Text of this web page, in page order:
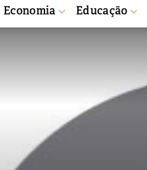
Economia Educação